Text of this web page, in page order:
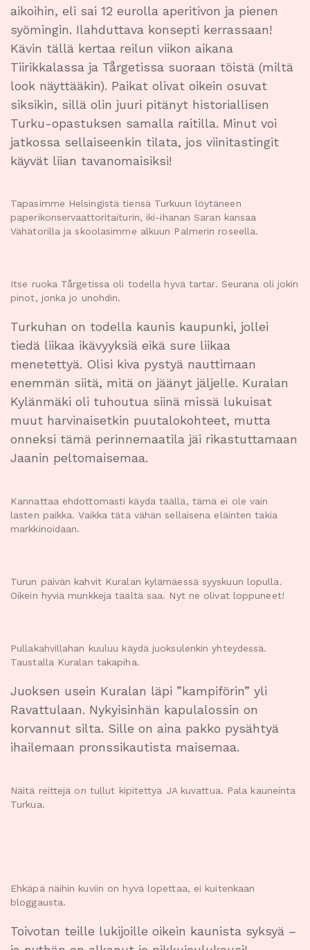
aikoihin, eli sai 12 eurolla aperitivon ja pienen
syömingin. Ilahduttava konsepti kerrassaan!
Kävin tällä kertaa reilun viikon aikana
Tiirikkalassa ja Tårgetissa suoraan töistä (miltä
look näyttääkin). Paikat olivat oikein osuvat
siksikin, sillä olin juuri pitänyt historiallisen
Turku-opastuksen samalla raitilla. Minut voi
jatkossa sellaiseenkin tilata, jos viinitastingit
käyvät liian tavanomaisiksi!
Tapasimme Helsingistä tiensä Turkuun löytäneen
paperikonservaattoritaiturin, iki-ihanan Saran kansaa
Vähätorilla ja skoolasimme alkuun Palmerin roseella.
Itse ruoka Tårgetissa oli todella hyvä tartar. Seurana oli jokin
pinot, jonka jo unohdin.
Turkuhan on todella kaunis kaupunki, jollei
tiedä liikaa ikävyyksiä eikä sure liikaa
menetettyä. Olisi kiva pystyä nauttimaan
enemmän siitä, mitä on jäänyt jäljelle. Kuralan
Kylänmäki oli tuhoutua siinä missä lukuisat
muut harvinaisetkin puutalokohteet, mutta
onneksi tämä perinnemaatila jäi rikastuttamaan
Jaanin peltomaisemaa.
Kannattaa ehdottomasti käydä täällä, tämä ei ole vain
lasten paikka. Vaikka tätä vähän sellaisena eläinten takia
markkinoidaan.
Turun päivän kahvit Kuralan kylämäessä syyskuun lopulla.
Oikein hyviä munkkeja täältä saa. Nyt ne olivat loppuneet!
Pullakahvillahan kuuluu käydä juoksulenkin yhteydessä.
Taustalla Kuralan takapiha.
Juoksen usein Kuralan läpi ”kampiförin” yli
Ravattulaan. Nykyisinhän kapulalossin on
korvannut silta. Sille on aina pakko pysähtyä
ihailemaan pronssikautista maisemaa.
Näitä reittejä on tullut kipitettyä JA kuvattua. Pala kauneinta
Turkua.
Ehkäpä näihin kuviin on hyvä lopettaa, ei kuitenkaan
bloggausta.
Toivotan teille lukijoille oikein kaunista syksyä –